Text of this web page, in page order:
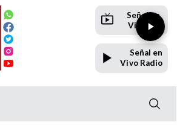
Señal en
Vivo TV
Señal en
Vivo Radio